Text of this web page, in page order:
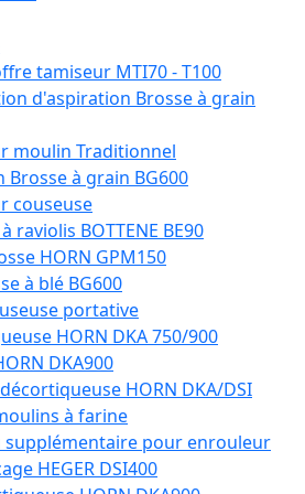
tamiseur MTI70 - T100
d'aspiration Brosse à grain
moulin Traditionnel
à grain BG600
couseuse
raviolis BOTTENE BE90
HORN GPM150
à blé BG600
portative
HORN DKA 750/900
DKA900
HORN DKA/DSI
à farine
supplémentaire pour enrouleur
HEGER DSI400